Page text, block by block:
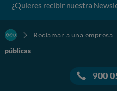
¿Quieres recibir nuestra
Reclamar a una empresa
públicas
900